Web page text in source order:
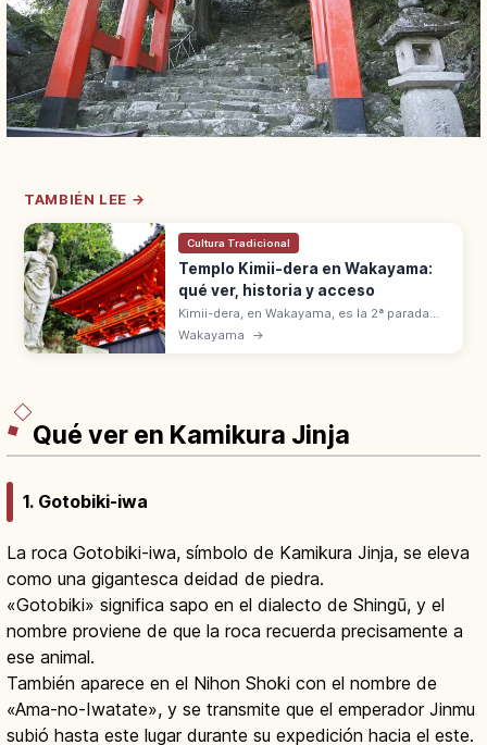
TAMBIÉN LEE →
Cultura Tradicional
Templo Kimii-dera en Wakayama:
qué ver, historia y acceso
Kimii-dera, en Wakayama, es la 2ª parada
del Saigoku. Fundado en 770 por un monje
Tang, con 231 escalones que llevan a vistas
Wakayama →
Qué ver en Kamikura Jinja
1. Gotobiki-iwa
La roca Gotobiki-iwa, símbolo de Kamikura Jinja, se eleva
como una gigantesca deidad de piedra.
«Gotobiki» significa sapo en el dialecto de Shingū, y el
nombre proviene de que la roca recuerda precisamente a
ese animal.
También aparece en el Nihon Shoki con el nombre de
«Ama-no-Iwatate», y se transmite que el emperador Jinmu
subió hasta este lugar durante su expedición hacia el este.